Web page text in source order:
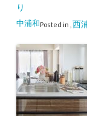
り
Posted in
中浦和 西